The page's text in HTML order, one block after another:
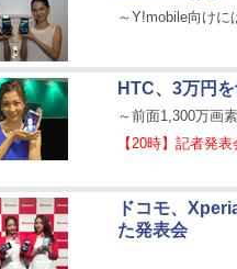
～Y!mobile向けに
HTC、3万円
～前面1,300万画
【20時】記者発
ドコモ、
た発表会